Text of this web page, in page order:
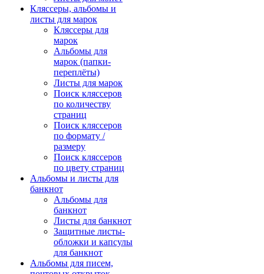
Кляссеры, альбомы и
листы для марок
Кляссеры для
марок
Альбомы для
марок (папки-
переплёты)
Листы для марок
Поиск кляссеров
по количеству
страниц
Поиск кляссеров
по формату /
размеру
Поиск кляссеров
по цвету страниц
Альбомы и листы для
банкнот
Альбомы для
банкнот
Листы для банкнот
Защитные листы-
обложки и капсулы
для банкнот
Альбомы для писем,